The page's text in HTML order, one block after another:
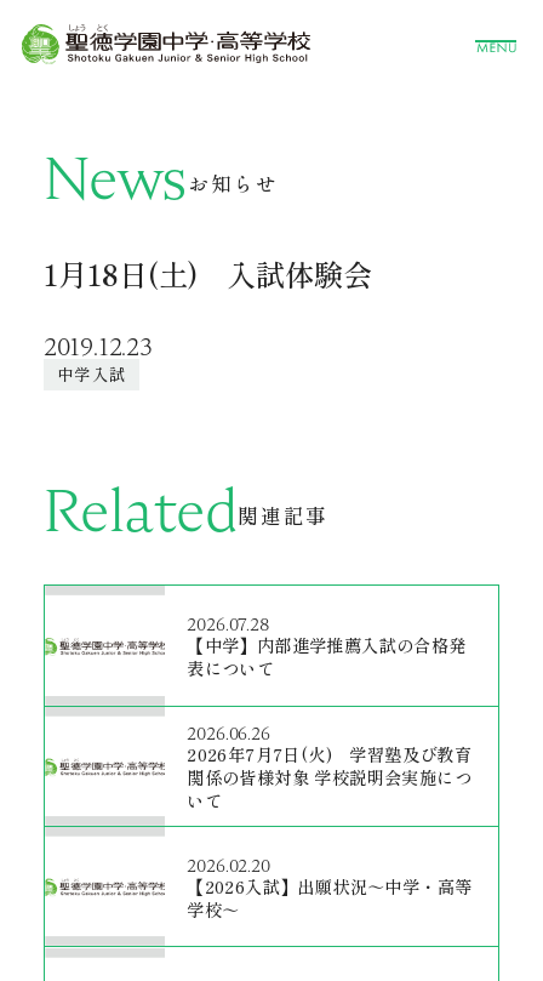
News お知らせ
1月18日(土) 入試体験会
2019.12.23
中学入試
Related関連記事
2026.07.28
【中学】内部進学推薦入試の合格発
表について
2026.06.26
2026年7月7日(火) 学習塾及び教育
関係の皆様対象 学校説明会実施につ
いて
2026.02.20
【2026入試】出願状況～中学・高等
学校～